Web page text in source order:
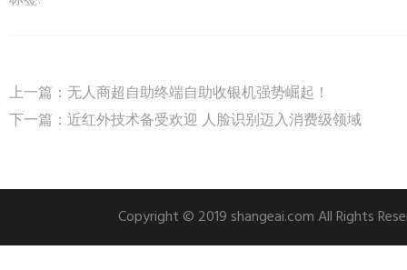
上一篇： 无人商超自助终端自助收银机强势崛起！
下一篇： 近红外技术备受欢迎 人脸识别迈入消费级领域
Copyright © 2019 shangeai.com All Rights